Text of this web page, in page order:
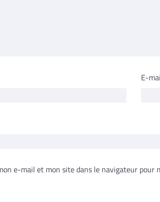
E-
e-mail et mon site dans le navigateur pour